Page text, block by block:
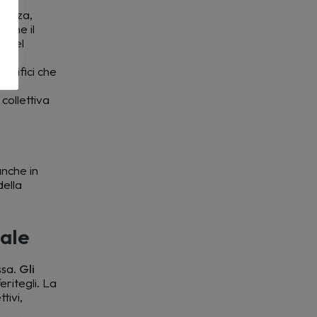
che il
del
che
in
Gli
La